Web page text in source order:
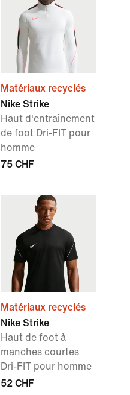
Matériaux recyclés
Nike Strike
Haut d'entraînement
de foot Dri-FIT pour
homme
75 CHF
Matériaux recyclés
Nike Strike
Haut de foot à
manches courtes
Dri-FIT pour homme
52 CHF